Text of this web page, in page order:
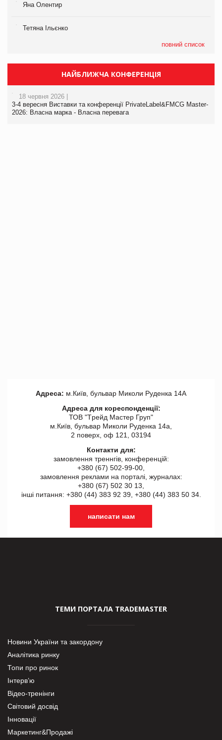
Яна Олентир
Тетяна Ільєнко
повний список
НАЙБЛИЖЧА КОНФЕРЕНЦІЯ
18 червня 2026 |
3-4 вересня Виставки та конференції PrivateLabel&FMCG Master-
2026: Власна марка - Власна перевага
Адреса: м.Київ, бульвар Миколи Руденка 14А
Адреса для кореспонденції:
ТОВ "Tрейд Мастер Груп"
м.Київ, бульвар Миколи Руденка 14а,
2 поверх, оф 121, 03194
Контакти для:
замовлення треннгів, конференцій:
+380 (67) 502-99-00,
замовлення реклами на порталі, журналах:
+380 (67) 502 30 13,
інші питання: +380 (44) 383 92 39, +380 (44) 383 50 34.
написати нам
ТЕМИ ПОРТАЛА TRADEMASTER
Новини України та закордону
Аналітика ринку
Топи про ринок
Інтерв’ю
Відео-тренінги
Світовий досвід
Інновації
Маркетинг&Продажі